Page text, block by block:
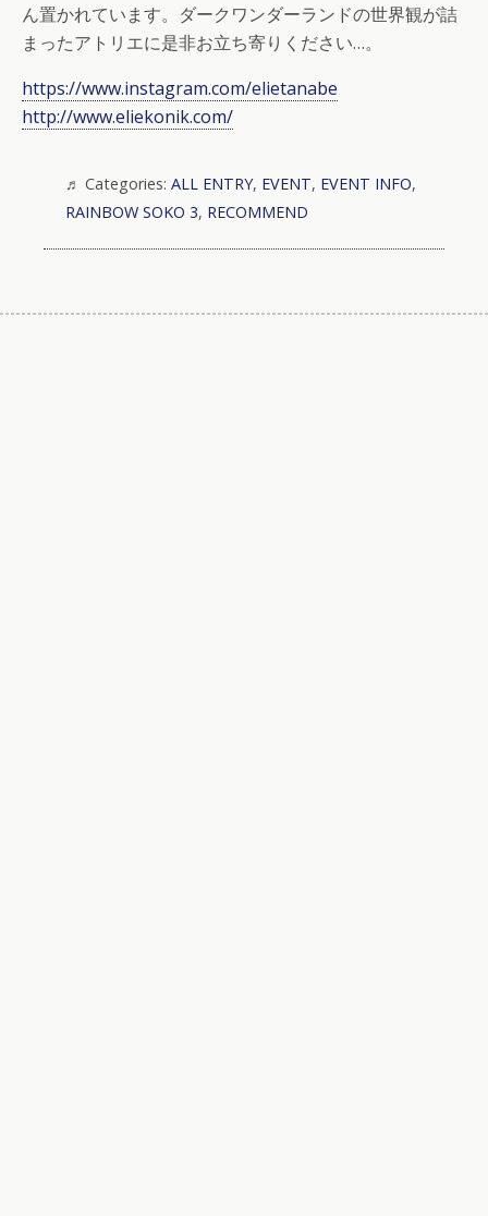
ん置かれています。ダークワンダーランドの世界観が詰
まったアトリエに是非お立ち寄りください…。
https://www.instagram.com/elietanabe
http://www.eliekonik.com/
Categories: ALL ENTRY, EVENT, EVENT INFO,
RAINBOW SOKO 3, RECOMMEND